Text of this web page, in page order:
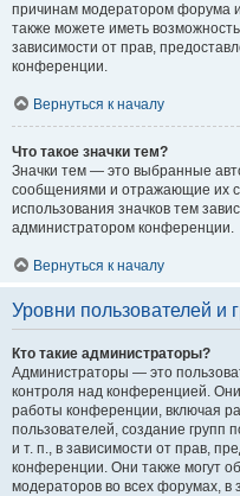
причинам модератором форума
также можете иметь
зависимости от прав,
конференции.
Вернуться к началу
Что такое значки тем?
Значки тем — это выбранные
сообщениями и отражающие их
использования значков тем
администратором конференции.
Вернуться к началу
Уровни пользователей и
Кто такие администраторы?
Администраторы — это
контроля над конференцией.
работы конференции, включая
пользователей, создание групп
и т. п., в зависимости от прав,
конференции. Они также могут
модераторов во всех форумах, в